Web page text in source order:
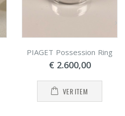
PIAGET Possession Ring
€ 2.600,00
VER ITEM